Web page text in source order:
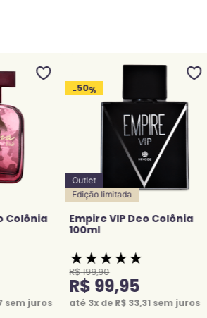
Colônia
sem juros
-50%
Outlet
Edição limitada
Empire VIP Deo Colônia
100ml
★★★★★
R$199,90
R$ 99,95
até 3x de R$ 33,31 sem juros